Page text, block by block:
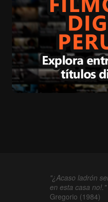
"¿Acaso ladrón
en esta casa no!."
Gregorio (1984)